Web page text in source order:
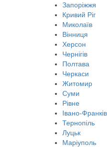
Запоріжжя
Кривий Ріг
Миколаїв
Вінниця
Херсон
Чернігів
Полтава
Черкаси
Житомир
Суми
Рівне
Івано-
Тернопіль
Луцьк
Маріуполь